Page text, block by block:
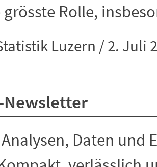
Rolle,
Luzern / 2. Juli
Newsletter
Daten und